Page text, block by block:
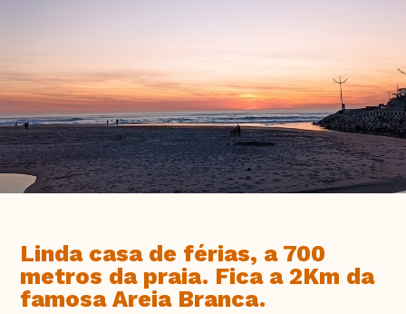
Linda casa de férias, a 700
metros da praia. Fica a 2Km da
famosa Areia Branca.